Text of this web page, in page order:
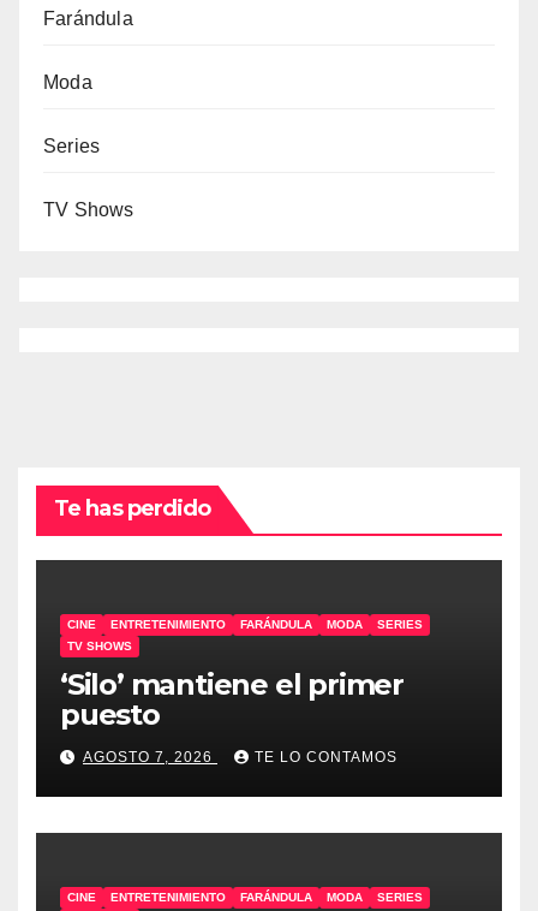
Farándula
Moda
Series
TV Shows
Te has perdido
CINE ENTRETENIMIENTO FARÁNDULA MODA
SERIES
TV SHOWS
‘Silo’ mantiene el primer
puesto
AGOSTO 7, 2026 TE LO CONTAMOS
CINE ENTRETENIMIENTO FARÁNDULA MODA
SERIES